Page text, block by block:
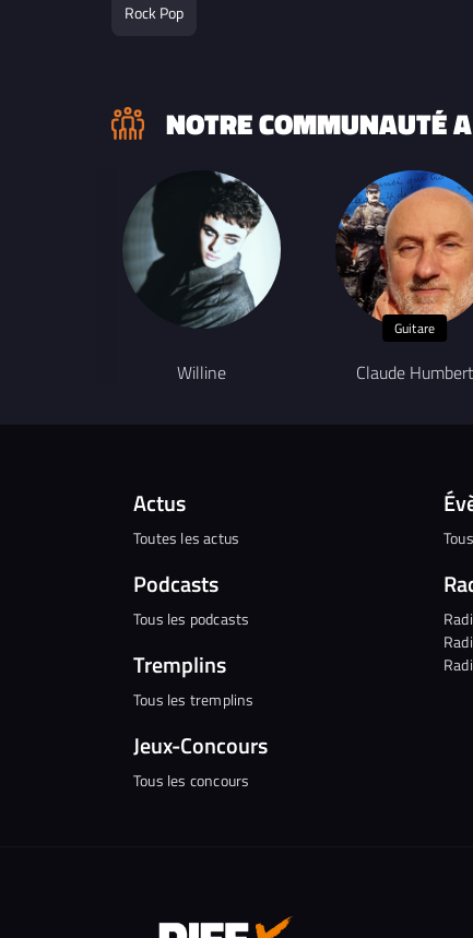
Rock Pop
NOTRE COMMUNAUTÉ
Willine
Guitare
Claude Humbert
Actus
Toutes les actus
Podcasts
Tous les podcasts
Tremplins
Tous les tremplins
Jeux-Concours
Tous les concours